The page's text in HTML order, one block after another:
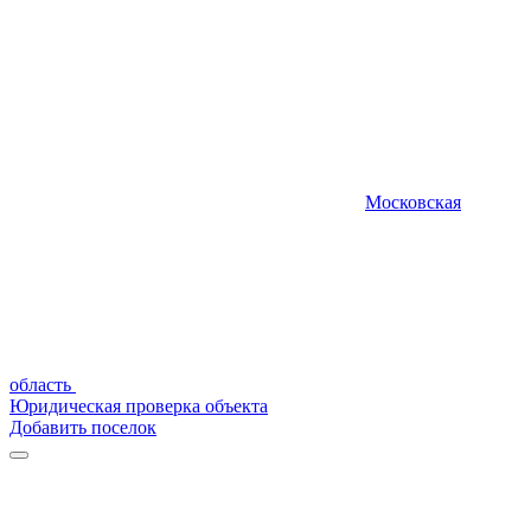
Московская
область
Юридическая проверка объекта
Добавить поселок